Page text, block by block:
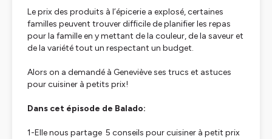
Le prix des produits à l’épicerie a explosé, certaines
familles peuvent trouver difficile de planifier les repas
pour la famille en y mettant de la couleur, de la saveur et
de la variété tout un respectant un budget.
Alors on a demandé à Geneviève ses trucs et astuces
pour cuisiner à petits prix!
Dans cet épisode de Balado:
1-Elle nous partage 5 conseils pour cuisiner à petit prix